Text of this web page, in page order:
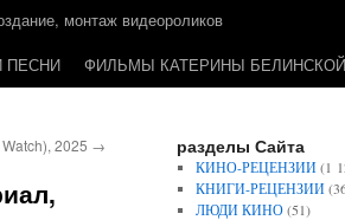
монтаж видеороликов
ПЕСНИ ФИЛЬМЫ КАТЕРИНЫ БЕЛИНСКОЙ
2025 → разделы Сайта
КИНО-РЕЦЕНЗИИ(1
КНИГИ-РЕЦЕНЗИИ
ЛЮДИ КИНО(51)